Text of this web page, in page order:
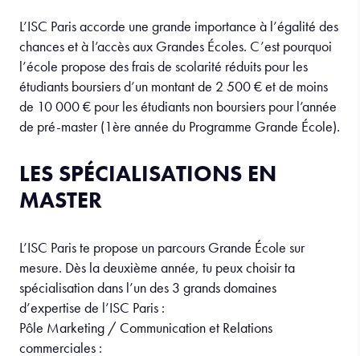
L’ISC Paris accorde une grande importance à l’égalité des
chances et à l’accès aux Grandes Écoles. C’est pourquoi
l’école propose des frais de scolarité réduits pour les
étudiants boursiers d’un montant de 2 500 € et de moins
de 10 000 € pour les étudiants non boursiers pour l’année
de pré-master (1ère année du Programme Grande École).
LES SPÉCIALISATIONS EN
MASTER
L’ISC Paris te propose un parcours Grande École sur
mesure. Dès la deuxième année, tu peux choisir ta
spécialisation dans l’un des 3 grands domaines
d’expertise de l’ISC Paris :
Pôle Marketing / Communication et Relations
commerciales :